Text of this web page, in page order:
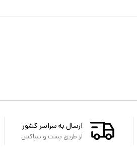
ارسال به سراسر کشور
از طریق پست و تیپاکس